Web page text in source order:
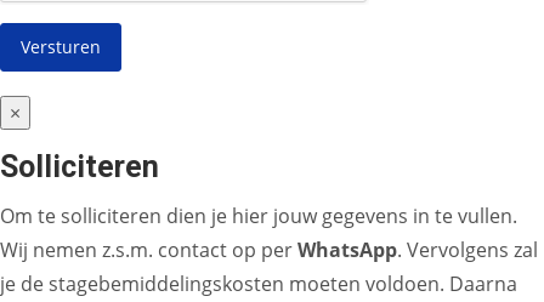
×
Solliciteren
Om te solliciteren dien je hier jouw gegevens in te vullen.
Wij nemen z.s.m. contact op perWhatsApp. Vervolgens zal
je de stagebemiddelingskosten moeten voldoen. Daarna